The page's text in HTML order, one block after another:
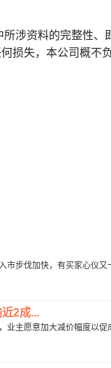
涉资料的完整性、
损失，本公司概不负
市步伐加快，有买家心仪又
2成...
主愿意加大减价幅度以促